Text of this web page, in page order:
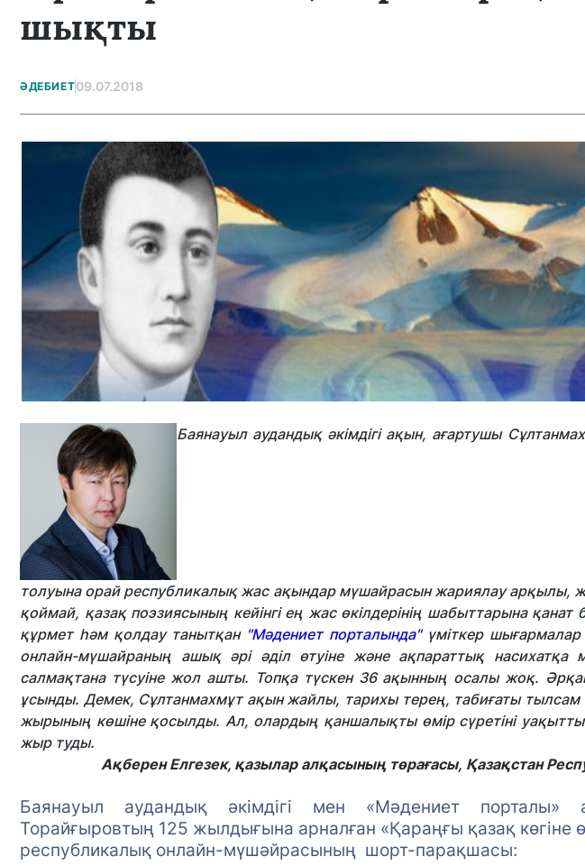
шықты
ӘДЕБИЕТ09.07.2018
Баянауыл аудандық әкімдігі ақын, ағартушы
толуына орай республикалық жас ақындар мүшайрасын жариялау арқылы,
қоймай, қазақ поэзиясының кейінгі ең жас өкілдерінің шабыттарына қанат
құрмет һəм қолдау танытқан"Мəдениет порталында"үміткер
онлайн-мүшайраның ашық əрі əділ өтуіне жəне ақпараттық
салмақтана түсуіне жол ашты. Топқа түскен 36 ақынның осалы жоқ.
ұсынды. Демек, Сұлтанмахмұт ақын жайлы, тарихы терең, табиғаты
жырының көшіне қосылды. Ал, олардың қаншалықты өмір сүретіні
жыр туды.
Ақберен Елгезек, қазылар алқасының төрағасы, Қазақстан
Баянауыл аудандық әкімдігі мен «Мәдениет порталы»
Торайғыровтың 125 жылдығына арналған «Қараңғы қазақ көгіне
республикалық онлайн-мүшәйрасының шорт-парақшасы: